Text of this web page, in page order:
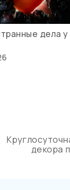
дела у
декора